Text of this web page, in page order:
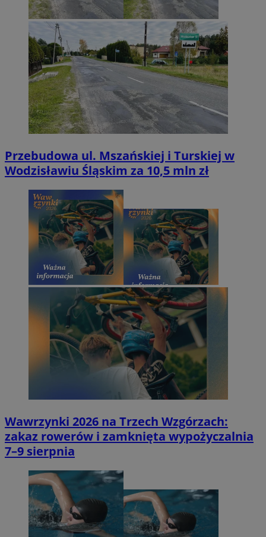
Przebudowa ul. Mszańskiej i Turskiej w
Wodzisławiu Śląskim za 10,5 mln zł
Wawrzynki 2026 na Trzech Wzgórzach:
zakaz rowerów i zamknięta wypożyczalnia
7–9 sierpnia